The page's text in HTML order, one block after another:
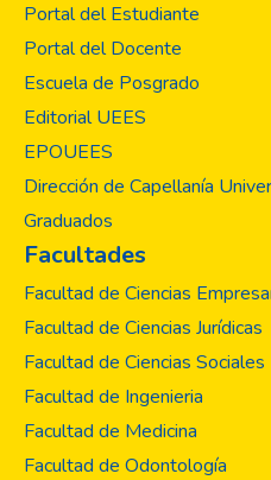
Portal del Estudiante
Portal del Docente
Escuela de Posgrado
Editorial UEES
EPOUEES
Dirección de Capellanía
Graduados
Facultades
Facultad de Ciencias
Facultad de Ciencias Jurídicas
Facultad de Ciencias Sociales
Facultad de Ingenieria
Facultad de Medicina
Facultad de Odontología